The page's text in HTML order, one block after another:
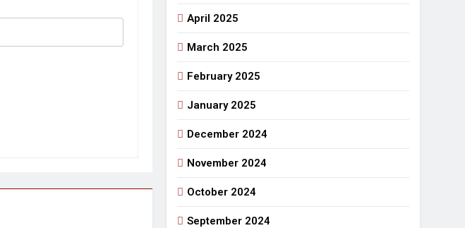
April 2025
March 2025
February 2025
January 2025
December 2024
November 2024
October 2024
September 2024